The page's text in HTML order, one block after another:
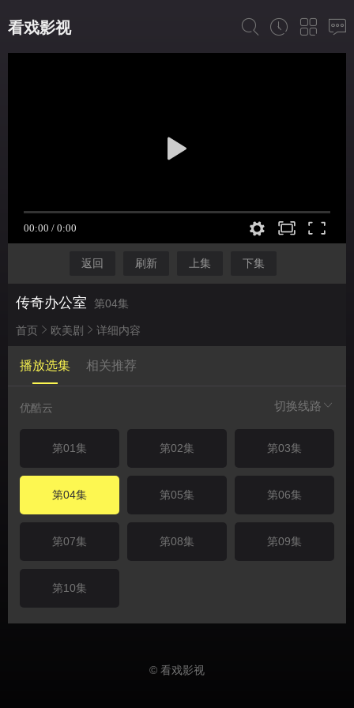
看戏影视
返回 刷新 上集 下集
传奇办公室 第04集
首页 欧美剧 详细内容
播放选集 相关推荐
切换线路
优酷云
第01集 第02集 第03集
第04集 第05集 第06集
第07集 第08集 第09集
第10集
© 看戏影视